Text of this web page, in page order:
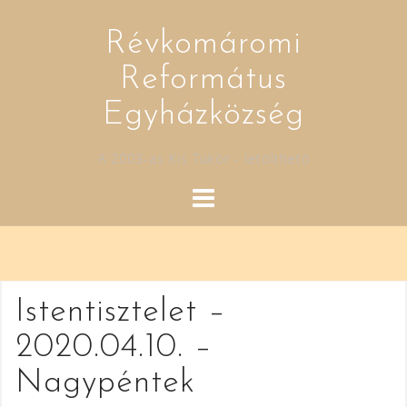
Révkomáromi
Református
Egyházközség
A 2003-as Kis Tükör - letölthető
Istentisztelet –
2020.04.10. –
Nagypéntek